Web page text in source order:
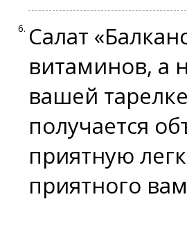
Салат
витаминов, а
вашей
получается
приятную
приятного